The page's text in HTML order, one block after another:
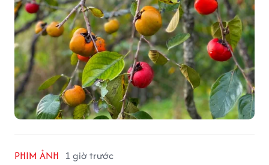
PHIM ẢNH 1 giờ trước